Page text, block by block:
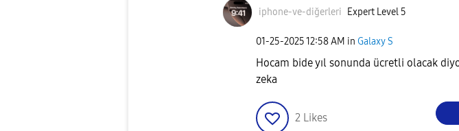
iphone-ve-diğerleri Expert Level 5
‎01-25-202512:58 AM in Galaxy S
Hocam bide yıl sonunda ücretli olacak
zeka
2 Likes